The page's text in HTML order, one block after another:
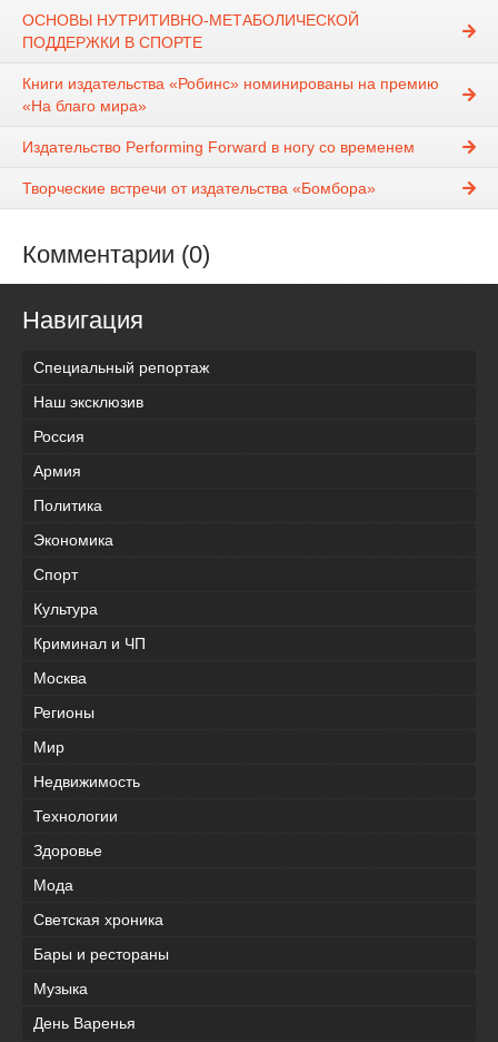
ОСНОВЫ НУТРИТИВНО-МЕТАБОЛИЧЕСКОЙ
ПОДДЕРЖКИ В СПОРТЕ
Книги издательства «Робинс» номинированы на премию
«На благо мира»
Издательство Performing Forward в ногу со временем
Творческие встречи от издательства «Бомбора»
Комментарии (0)
Навигация
Специальный репортаж
Наш эксклюзив
Россия
Армия
Политика
Экономика
Спорт
Культура
Криминал и ЧП
Москва
Регионы
Мир
Недвижимость
Технологии
Здоровье
Мода
Светская хроника
Бары и рестораны
Музыка
День Варенья